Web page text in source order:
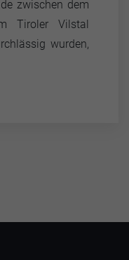
zwischen dem
Tiroler Vilstal
wurden,